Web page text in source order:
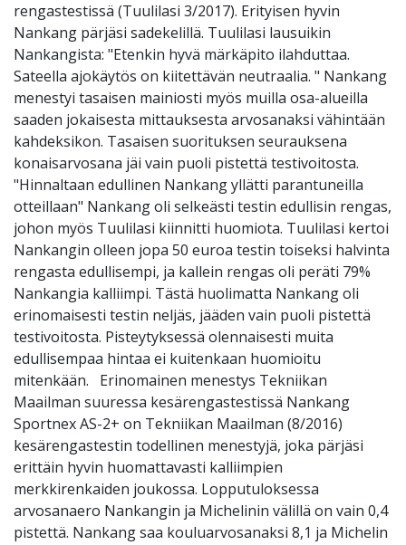
rengastestissä (Tuulilasi 3/2017). Erityisen hyvin
Nankang pärjäsi sadekelillä. Tuulilasi lausuikin
Nankangista: "Etenkin hyvä märkäpito ilahduttaa.
Sateella ajokäytös on kiitettävän neutraalia. " Nankang
menestyi tasaisen mainiosti myös muilla osa-alueilla
saaden jokaisesta mittauksesta arvosanaksi vähintään
kahdeksikon. Tasaisen suorituksen seurauksena
konaisarvosana jäi vain puoli pistettä testivoitosta.
"Hinnaltaan edullinen Nankang yllätti parantuneilla
otteillaan" Nankang oli selkeästi testin edullisin rengas,
johon myös Tuulilasi kiinnitti huomiota. Tuulilasi kertoi
Nankangin olleen jopa 50 euroa testin toiseksi halvinta
rengasta edullisempi, ja kallein rengas oli peräti 79%
Nankangia kalliimpi. Tästä huolimatta Nankang oli
erinomaisesti testin neljäs, jääden vain puoli pistettä
testivoitosta. Pisteytyksessä olennaisesti muita
edullisempaa hintaa ei kuitenkaan huomioitu
mitenkään. Erinomainen menestys Tekniikan
Maailman suuressa kesärengastestissä Nankang
Sportnex AS-2+ on Tekniikan Maailman (8/2016)
kesärengastestin todellinen menestyjä, joka pärjäsi
erittäin hyvin huomattavasti kalliimpien
merkkirenkaiden joukossa. Lopputuloksessa
arvosanaero Nankangin ja Michelinin välillä on vain 0,4
pistettä. Nankang saa kouluarvosanaksi 8,1 ja Michelin